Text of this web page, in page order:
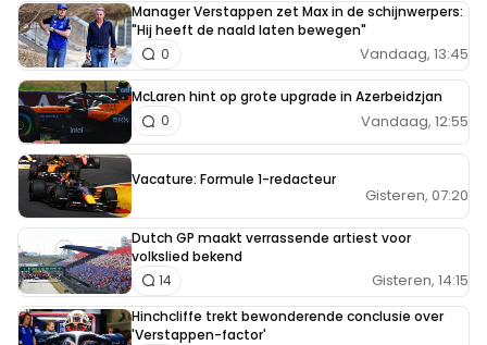
Manager Verstappen zet Max in de schijnwerpers:
"Hij heeft de naald laten bewegen"
Vandaag, 13:45
0
McLaren hint op grote upgrade in Azerbeidzjan
Vandaag, 12:55
0
Vacature: Formule 1-redacteur
Gisteren, 07:20
Dutch GP maakt verrassende artiest voor
volkslied bekend
Gisteren, 14:15
14
Hinchcliffe trekt bewonderende conclusie over
'Verstappen-factor'